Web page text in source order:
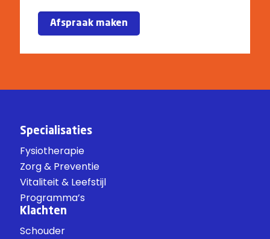
Afspraak maken
Specialisaties
Fysiotherapie
Zorg & Preventie
Vitaliteit & Leefstijl
Programma’s
Klachten
Schouder